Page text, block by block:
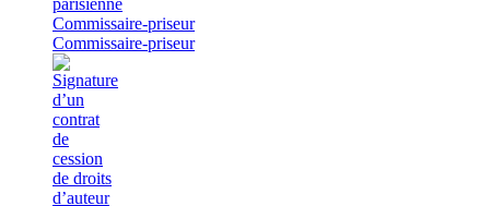
Commissaire-priseur
Commissaire-priseur